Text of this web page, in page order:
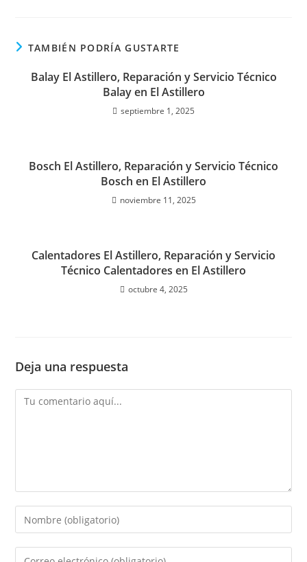
TAMBIÉN PODRÍA GUSTARTE
Balay El Astillero, Reparación y Servicio Técnico
Balay en El Astillero
septiembre 1, 2025
Bosch El Astillero, Reparación y Servicio Técnico
Bosch en El Astillero
noviembre 11, 2025
Calentadores El Astillero, Reparación y Servicio
Técnico Calentadores en El Astillero
octubre 4, 2025
Deja una respuesta
Comentario
Introduce
tu
nombre
Introduce